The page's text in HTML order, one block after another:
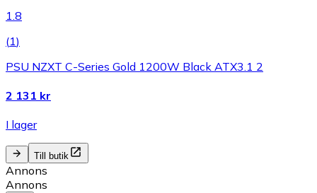
1.8
(1)
PSU NZXT C-Series Gold 1200W Black ATX3.1 2
2 131 kr
I lager
Till butik
Annons
Annons